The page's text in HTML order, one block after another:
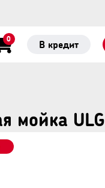
0 В кредит
мойка